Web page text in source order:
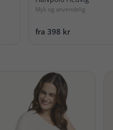
Myk og anvendelig
fra 398 kr